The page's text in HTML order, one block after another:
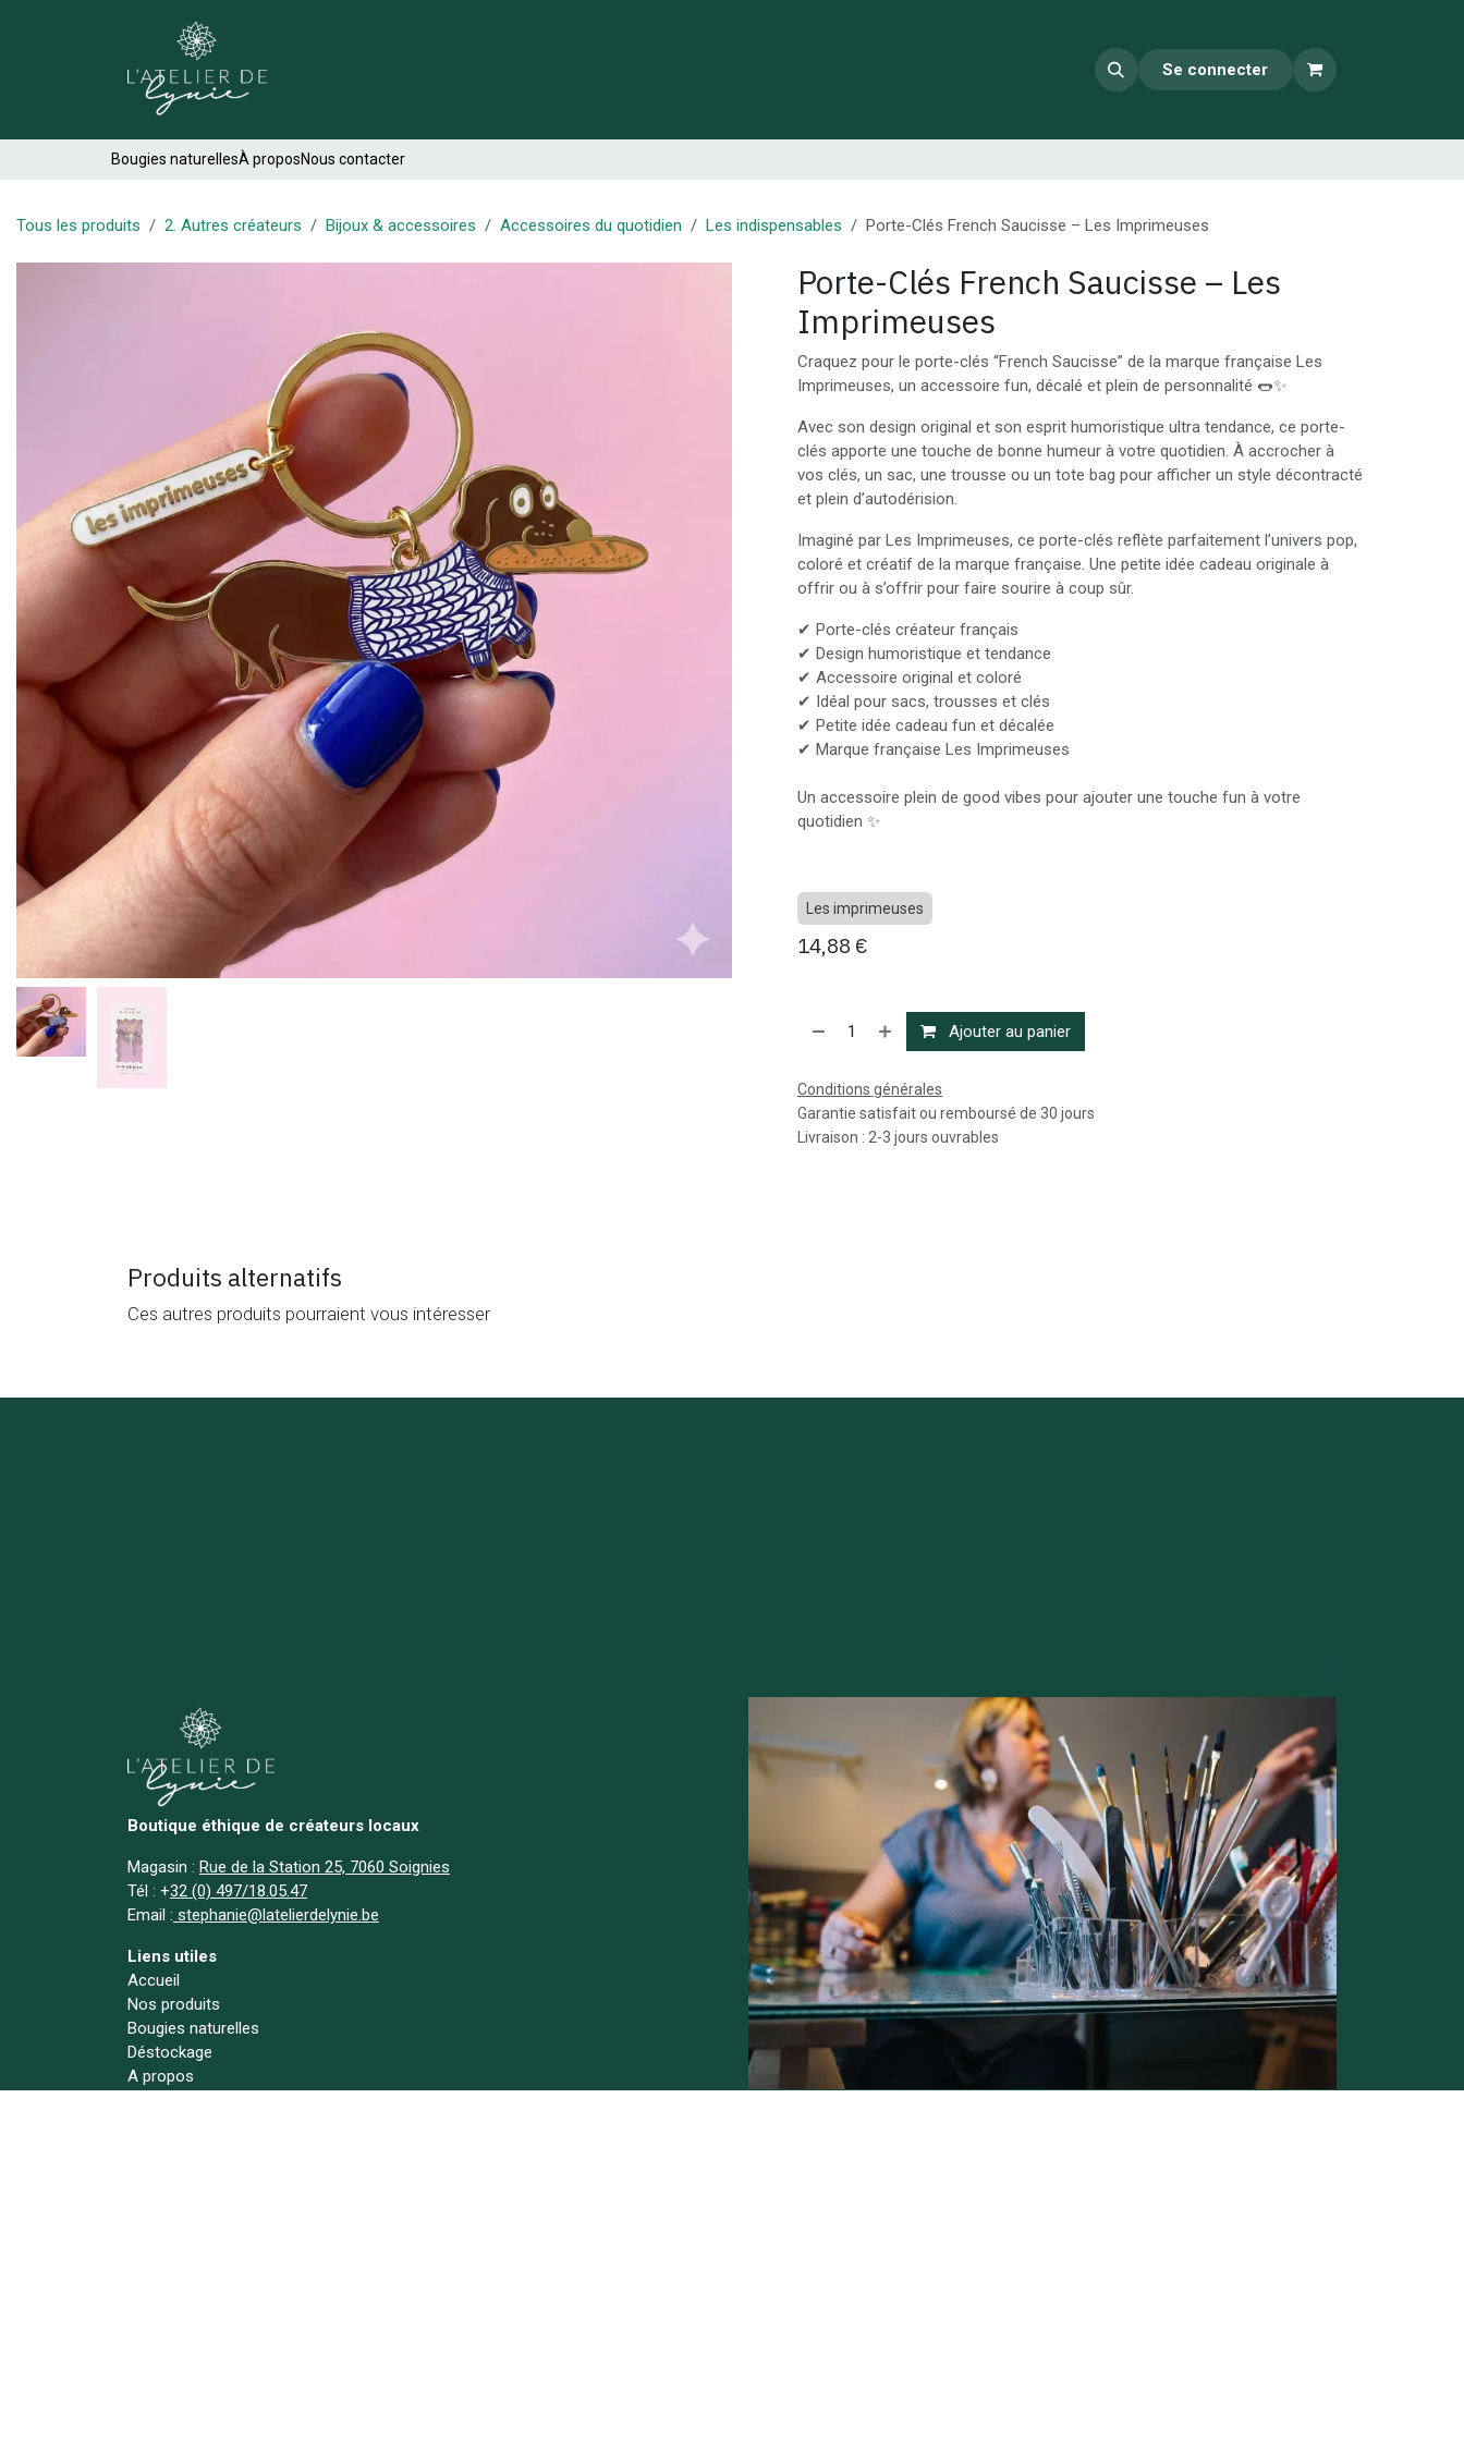
Se connecter
Bougies naturellesÀ proposNous contacter
Tous les produits 2. Autres créateurs Bijoux & accessoires Accessoires du quotidien Les indispensables Porte-Clés French Saucisse – Les Imprimeuses
Porte-Clés French Saucisse – Les
Imprimeuses
Craquez pour le porte-clés “French Saucisse” de la marque française Les
Imprimeuses, un accessoire fun, décalé et plein de personnalité 🌭✨
Avec son design original et son esprit humoristique ultra tendance, ce porte-
clés apporte une touche de bonne humeur à votre quotidien. À accrocher à
vos clés, un sac, une trousse ou un tote bag pour afficher un style décontracté
et plein d’autodérision.
Imaginé par Les Imprimeuses, ce porte-clés reflète parfaitement l’univers pop,
coloré et créatif de la marque française. Une petite idée cadeau originale à
offrir ou à s’offrir pour faire sourire à coup sûr.
✔ Porte-clés créateur français
✔ Design humoristique et tendance
✔ Accessoire original et coloré
✔ Idéal pour sacs, trousses et clés
✔ Petite idée cadeau fun et décalée
✔ Marque française Les Imprimeuses
Un accessoire plein de good vibes pour ajouter une touche fun à votre
quotidien ✨
Les imprimeuses
14,88 €
Ajouter au panier
Conditions générales
Garantie satisfait ou remboursé de 30 jours
Livraison : 2-3 jours ouvrables
Produits alternatifs
Ces autres produits pourraient vous intéresser
Boutique éthique de créateurs locaux
Magasin : Rue de la Station 25, 7060 Soignies
Tél : +32 (0) 497/18.05.47
Email : stephanie@latelierdelynie.be
Liens utiles
Accueil
Nos produits
Bougies naturelles
Déstockage
A propos